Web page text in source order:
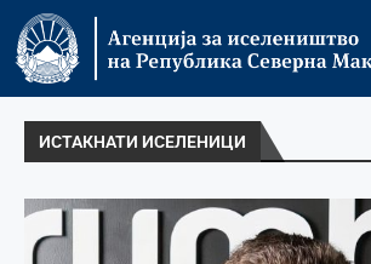
ИСТАКНАТИ ИСЕЛЕНИЦИ